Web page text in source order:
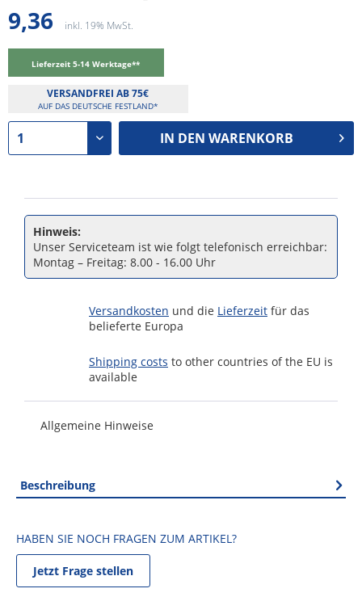
9,36 inkl. 19% MwSt.
VERSANDFREI AB 75€
AUF DAS DEUTSCHE FESTLAND*
Lieferzeit 5-14 Werktage**
IN DEN WARENKORB
Hinweis:
Unser Serviceteam ist wie folgt telefonisch erreichbar:
Montag – Freitag: 8.00 - 16.00 Uhr
Versandkosten und die Lieferzeit für das
belieferte Europa
Shipping costs to other countries of the EU is
available
Allgemeine Hinweise
Beschreibung
HABEN SIE NOCH FRAGEN ZUM ARTIKEL?
Jetzt Frage stellen